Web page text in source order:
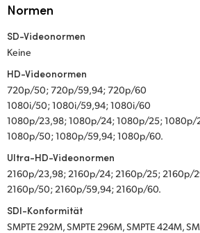
Normen
SD-Videonormen
Keine
HD-Videonormen
720p/50; 720p/59,94; 720p/60
1080i/50; 1080i/59,94; 1080i/60
1080p/23,98; 1080p/24; 1080p/25;
1080p/50; 1080p/59,94; 1080p/60.
Ultra-HD-Videonormen
2160p/23,98; 2160p/24; 2160p/25; 2160p/
2160p/50; 2160p/59,94; 2160p/60.
SDI-Konformität
SMPTE 292M, SMPTE 296M, SMPTE 424M,